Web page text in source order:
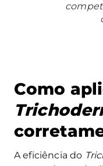
Como
A eficiência do